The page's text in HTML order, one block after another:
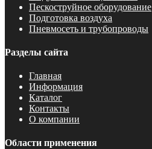
Пескоструйное оборудование
Подготовка воздуха
Пневмосеть и трубопроводы
Разделы сайта
Главная
Информация
Каталог
Контакты
О компании
Области применения